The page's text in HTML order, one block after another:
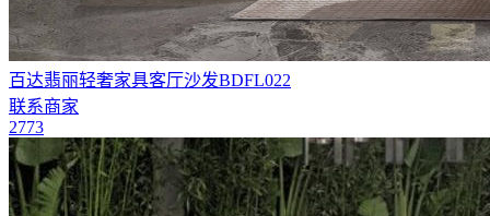
百达翡丽轻奢家具客厅沙发BDFL022
联系商家
2773